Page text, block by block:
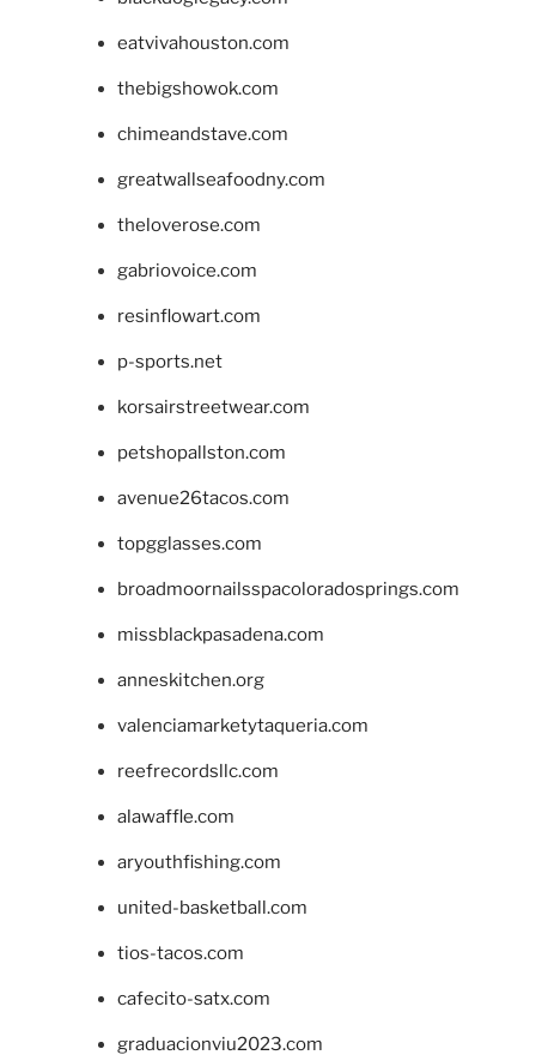
eatvivahouston.com
thebigshowok.com
chimeandstave.com
greatwallseafoodny.com
theloverose.com
gabriovoice.com
resinflowart.com
p-sports.net
korsairstreetwear.com
petshopallston.com
avenue26tacos.com
topgglasses.com
broadmoornailsspacoloradosprings.com
missblackpasadena.com
anneskitchen.org
valenciamarketytaqueria.com
reefrecordsllc.com
alawaffle.com
aryouthfishing.com
united-basketball.com
tios-tacos.com
cafecito-satx.com
graduacionviu2023.com